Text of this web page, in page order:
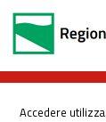
Accedere